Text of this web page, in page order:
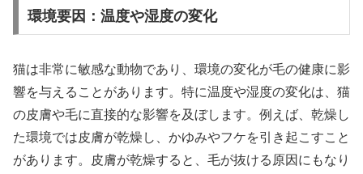
環境要因：温度や湿度の変化
猫は非常に敏感な動物であり、環境の変化が毛の健康に影
響を与えることがあります。特に温度や湿度の変化は、猫
の皮膚や毛に直接的な影響を及ぼします。例えば、乾燥し
た環境では皮膚が乾燥し、かゆみやフケを引き起こすこと
があります。皮膚が乾燥すると、毛が抜ける原因にもなり